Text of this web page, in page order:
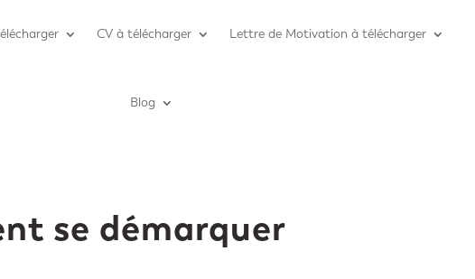
CV à télécharger Lettre de Motivation à télécharger
Blog
se démarquer